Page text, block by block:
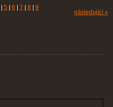
5 6 7 8 9
následující »